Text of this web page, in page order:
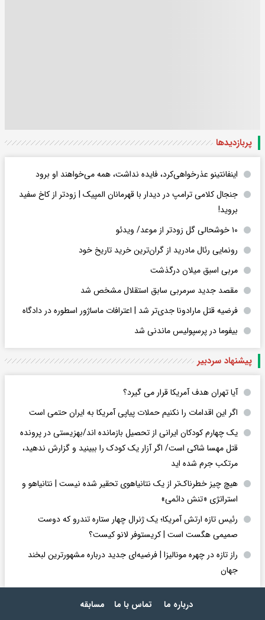
پربازدید‌ها
اینفانتینو عذرخواهی‌کرد، فایده نداشت، همه می‌خواهند او برود
جنجال کلامی ترامپ در دیدار با قهرمانان المپیک | زودتر از کاخ سفید
بروید!
۱۰ خوشحالی گل زودتر از موعد/ ویدئو
رونمایی رئال مادرید از گران‌ترین خرید تاریخ خود
مربی اسبق میلان درگذشت
مقصد جدید سرمربی سابق استقلال مشخص شد
فرضیه قتل مارادونا جدی‌تر شد | اعترافات ماساژور اسطوره در دادگاه
بیفوما در پرسپولیس ماندنی شد
پیشنهاد سردبیر
آیا تهران هدف آمریکا قرار می گیرد؟
اگر این اقدامات را نکنیم حملات پیاپی آمریکا به ایران حتمی است
یک چهارم کودکان ایرانی از تحصیل بازمانده اند/بهزیستی در پرونده
قتل مهسا شاکی است/ اگر آزار یک کودک را ببینید و گزارش ندهید،
مرتکب جرم شده اید
هیچ چیز خطرناک‌تر از یک نتانیاهوی تحقیر شده نیست | نتانیاهو و
استراتژی «تنش دائمی»
رئیس تازه ارتش آمریکا؛ یک ژنرال چهار ستاره تندرو که دوست
صمیمی هگست است | کریستوفر لانو کیست؟
راز تازه در چهره مونالیزا | فرضیه‌ای جدید درباره مشهورترین لبخند
جهان
درباره ما تماس با ما مسابقه